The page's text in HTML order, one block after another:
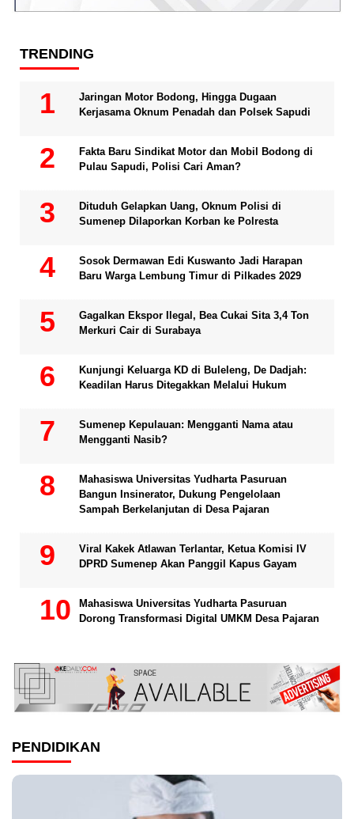
TRENDING
Jaringan Motor Bodong, Hingga Dugaan
Kerjasama Oknum Penadah dan Polsek Sapudi
Fakta Baru Sindikat Motor dan Mobil Bodong di
Pulau Sapudi, Polisi Cari Aman?
Dituduh Gelapkan Uang, Oknum Polisi di
Sumenep Dilaporkan Korban ke Polresta
Sosok Dermawan Edi Kuswanto Jadi Harapan
Baru Warga Lembung Timur di Pilkades 2029
Gagalkan Ekspor Ilegal, Bea Cukai Sita 3,4 Ton
Merkuri Cair di Surabaya
Kunjungi Keluarga KD di Buleleng, De Dadjah:
Keadilan Harus Ditegakkan Melalui Hukum
Sumenep Kepulauan: Mengganti Nama atau
Mengganti Nasib?
Mahasiswa Universitas Yudharta Pasuruan
Bangun Insinerator, Dukung Pengelolaan
Sampah Berkelanjutan di Desa Pajaran
Viral Kakek Atlawan Terlantar, Ketua Komisi IV
DPRD Sumenep Akan Panggil Kapus Gayam
Mahasiswa Universitas Yudharta Pasuruan
Dorong Transformasi Digital UMKM Desa Pajaran
PENDIDIKAN